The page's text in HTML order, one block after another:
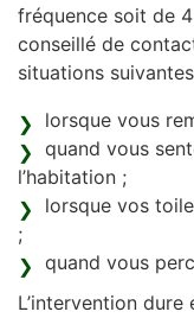
fréquence soit de
conseillé de
situations
lorsque vous
quand vous
l’habitation ;
lorsque vos
;
quand vous
L’intervention